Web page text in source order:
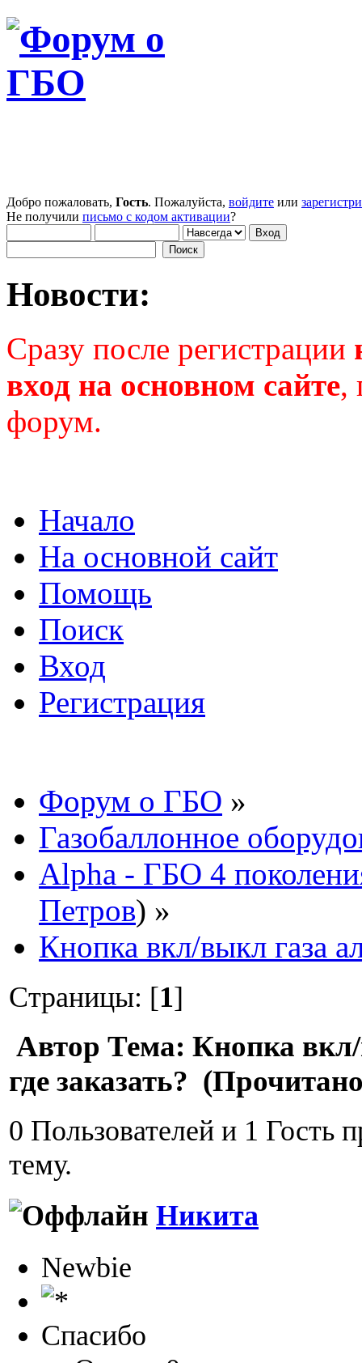
Добро пожаловать, Гость. Пожалуйста, войдите или
Не получили письмо с кодом активации?
Новости:
Сразу после регистрации
вход на основном сайте,
форум.
Начало
На основной сайт
Помощь
Поиск
Вход
Регистрация
Форум о ГБО »
Газобаллонное
Alpha - ГБО 4
Петров) »
Кнопка вкл/выкл газа
Страницы: [1]
Автор Тема: Кнопка
где заказать?
0 Пользователей и 1 Гость
тему.
Никита
Newbie
Спасибо